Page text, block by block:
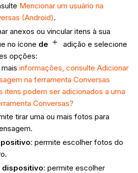
Mencionar um usuário na
(Android).
anexos ou vincular itens à sua
no ícone de
adição e selecione
opções:
informações, consulte Adicionar
na ferramenta Conversas
itens podem ser adicionados a uma
Conversas?
tirar uma ou mais fotos para
: permite escolher fotos do
dispositivo: permite escolher